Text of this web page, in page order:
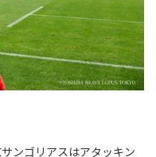
ンゴリアスはアタッキン